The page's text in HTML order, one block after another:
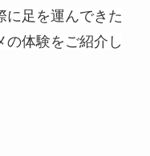
に足を運んできた
の体験をご紹介し